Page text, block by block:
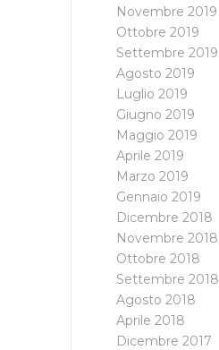
Novembre 2019
Ottobre 2019
Settembre 2019
Agosto 2019
Luglio 2019
Giugno 2019
Maggio 2019
Aprile 2019
Marzo 2019
Gennaio 2019
Dicembre 2018
Novembre 2018
Ottobre 2018
Settembre 2018
Agosto 2018
Aprile 2018
Dicembre 2017